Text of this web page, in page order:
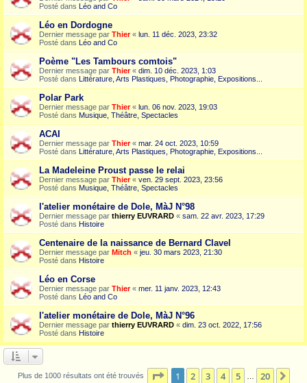
Posté dans Léo and Co
Léo en Dordogne
Dernier message par Thier« lun. 11 déc. 2023, 23:32
Posté dans Léo and Co
Poème "Les Tambours comtois"
Dernier message par Thier« dim. 10 déc. 2023, 1:03
Posté dans Littérature, Arts Plastiques, Photographie, Expositions...
Polar Park
Dernier message par Thier« lun. 06 nov. 2023, 19:03
Posté dans Musique, Théâtre, Spectacles
ACAI
Dernier message par Thier« mar. 24 oct. 2023, 10:59
Posté dans Littérature, Arts Plastiques, Photographie, Expositions...
La Madeleine Proust passe le relai
Dernier message par Thier« ven. 29 sept. 2023, 23:56
Posté dans Musique, Théâtre, Spectacles
l'atelier monétaire de Dole, MàJ N°98
Dernier message par thierry EUVRARD « sam. 22 avr. 2023, 17:29
Posté dans Histoire
Centenaire de la naissance de Bernard Clavel
Dernier message par Mitch « jeu. 30 mars 2023, 21:30
Posté dans Histoire
Léo en Corse
Dernier message par Thier« mer. 11 janv. 2023, 12:43
Posté dans Léo and Co
l'atelier monétaire de Dole, MàJ N°96
Dernier message par thierry EUVRARD « dim. 23 oct. 2022, 17:56
Posté dans Histoire
Plus de 1000 résultats ont été trouvés Page 1sur20
1 2 3 4 5 20